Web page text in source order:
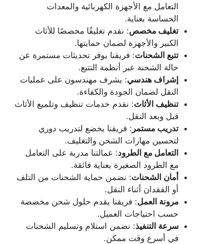
التعامل مع الأجهزة الكهربائية والمعدات
الحساسة بعناية.
تغليف مخصص: نقدم تغليفًا مخصصًا للأثاث
الكبير والأجهزة لضمان حمايتها.
تتبع الشحنات: فريقنا يوفر تحديثات مستمرة عن
حالة الشحنة عبر أنظمة التتبع.
إشراف هندسي: يشرف مهندسون على عمليات
النقل لضمان الجودة والكفاءة.
تنظيف الأثاث: نقدم خدمات تنظيف وتلميع الأثاث
قبل وبعد النقل.
تدريب مستمر : فريقنا يخضع لتدريب دوري
لتحسين مهارات الشحن والتغليف.
التعامل مع الطرود: عمالتنا مدربة على التعامل
مع الطرود الصغيرة بعناية فائقة.
أمان الشحنات: نضمن حماية الشحنات من التلف
أو الفقدان أثناء النقل.
مرونة العمل: فريقنا يقدم حلول شحن مخصصة
حسب احتياجات العميل.
سرعة التنفيذ: نضمن استلام وتسليم الشحنات
في أسرع وقت ممكن.